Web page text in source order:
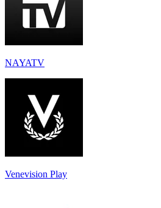
NAYATV
Venevision Play